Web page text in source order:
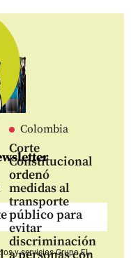
Colombia
Corte
Constitucional
ordenó
medidas al
transporte
público para
evitar
discriminación
y serviciosGrupo EL